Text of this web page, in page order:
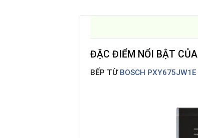
ĐẶC ĐIỂM NỔI BẬT CỦA
BẾP TỪ BOSCH PXY675JW1E